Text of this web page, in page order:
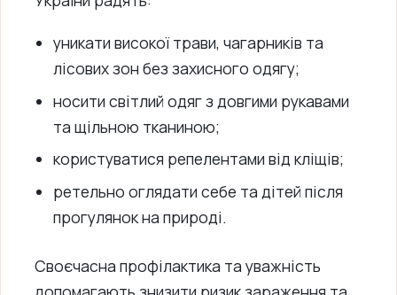
уникати високої трави, чагарників та
лісових зон без захисного одягу;
носити світлий одяг з довгими рукавами
та щільною тканиною;
користуватися репелентами від кліщів;
ретельно оглядати себе та дітей після
прогулянок на природі.
Своєчасна профілактика та уважність